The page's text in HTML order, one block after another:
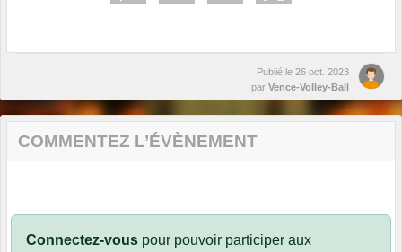
Publié le 26 oct. 2023
par Vence-Volley-Ball
COMMENTEZ L’ÉVÈNEMENT
Connectez-vous pour pouvoir participer aux